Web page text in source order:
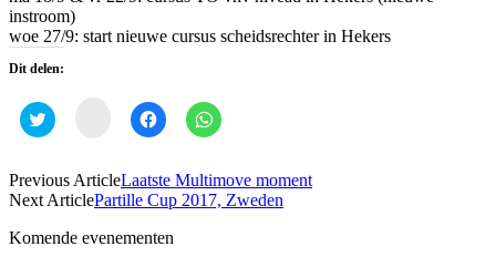
instroom)
woe 27/9: start nieuwe cursus scheidsrechter in Hekers
Dit delen:
Klik
om
met
Twitter
(Wordt
een
nieuw
Klik
om
op
instagram
(Wordt
in
nieuw
Klik
om
op
Facebook
(Wordt
een
nieuw
Klik
om
op
WhatsApp
(Wordt
Previous ArticleLaatste Multimove moment
Next ArticlePartille Cup 2017, Zweden
Komende evenementen